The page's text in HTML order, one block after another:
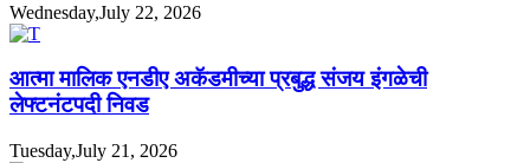
Wednesday,July 22, 2026
आत्मा मालिक एनडीए अकॅडमीच्या प्रबुद्ध संजय इंगळेची
लेफ्टनंटपदी निवड
Tuesday,July 21, 2026